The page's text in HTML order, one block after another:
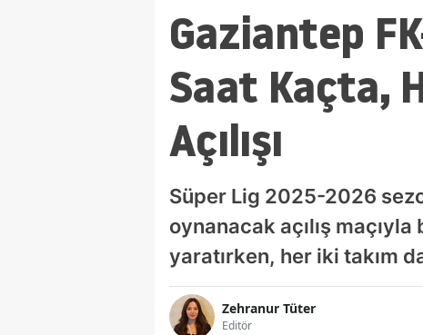
Gaziantep
Saat Kaçta,
Açılışı
Süper Lig 2025-2026
oynanacak açılış
yaratırken, her iki takım
Zehranur Tüter
Editör